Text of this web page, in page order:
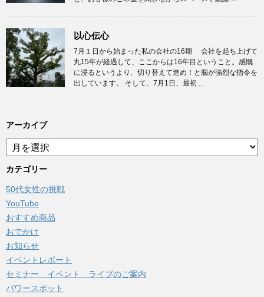
以心伝心
7月１日から始まった私の会社の16期 会社を起ち上げて
丸15年が経過して、ここからは16年目ということ。感慨
に浸るというより、切り替えて進め！と脳が強烈な指令を
出しています。 そして、7月1日、最初 ...
アーカイブ
ア
ー
カ
ブ
カテゴリー
50代女性の挑戦
YouTube
おすすめ商品
おでかけ
お知らせ
イベントレポート
セミナー イベント ライブのご案内
パワースポット